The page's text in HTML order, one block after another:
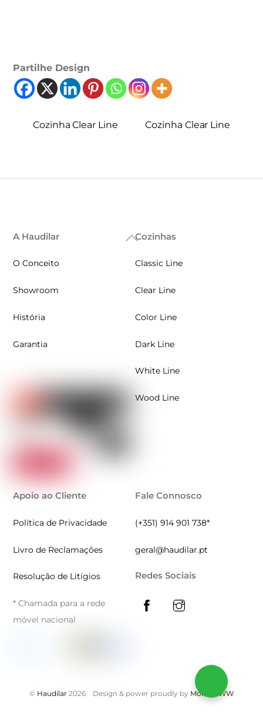
Partilhe Design
Cozinha Clear Line Cozinha Clear Line
Back
Top
A Haudilar
O Conceito
Showroom
História
Garantia
Cozinhas
Classic Line
Clear Line
Color Line
Dark Line
White Line
Wood Line
Apoio ao Cliente
Política de Privacidade
Livro de Reclamações
Resolução de Litígios
* Chamada para a rede
móvel nacional
Fale Connosco
(+351) 914 901 738*
geral@haudilar.pt
Redes Sociais
© Haudilar2026 Design & power proudly by MontiWWW